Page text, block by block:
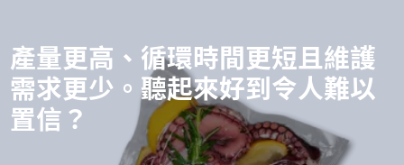
產量更高、循環時間更短且維護
需求更少。聽起來好到令人難以
置信？